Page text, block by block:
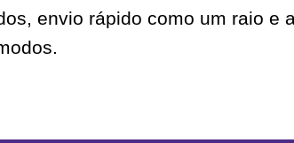
envio rápido como um raio e